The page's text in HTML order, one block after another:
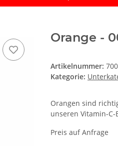
Orange -
Artikelnummer:
Kategorie:
Orangen sind
unseren Vitamin-
Preis auf Anfrage